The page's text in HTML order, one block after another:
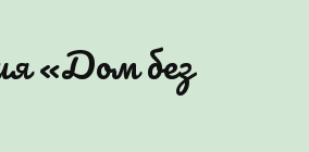
«Дом без